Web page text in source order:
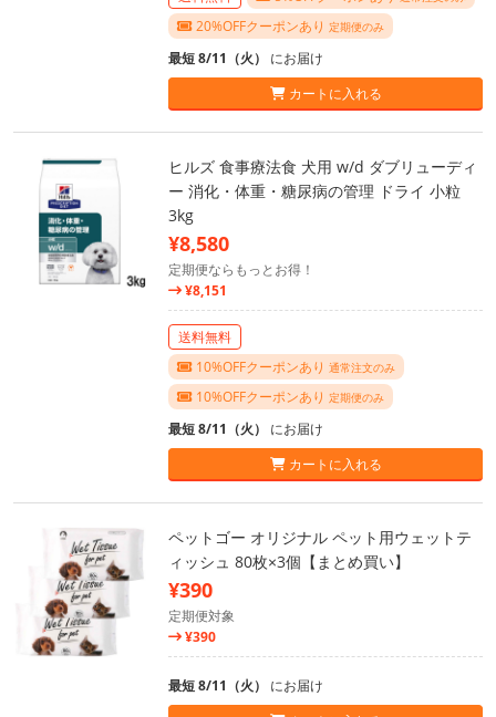
20%OFFクーポンあり 定期便のみ
最短 8/11（火） にお届け
カートに入れる
ヒルズ 食事療法食 犬用 w/d ダブリューディ
ー 消化・体重・糖尿病の管理 ドライ 小粒
3kg
¥8,580
定期便ならもっとお得！
¥8,151
送料無料
10%OFFクーポンあり 通常注文のみ
10%OFFクーポンあり 定期便のみ
最短 8/11（火） にお届け
カートに入れる
ペットゴー オリジナル ペット用ウェットテ
ィッシュ 80枚×3個【まとめ買い】
¥390
定期便対象
¥390
最短 8/11（火） にお届け